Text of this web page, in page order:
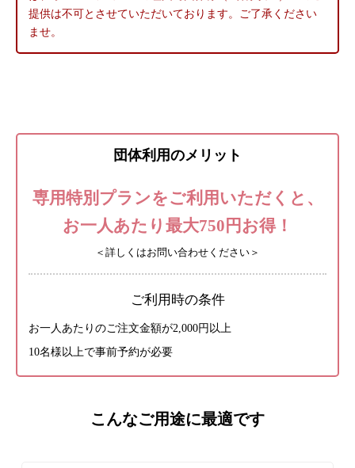
提供は不可とさせていただいております。ご了承ください
ませ。
団体利用のメリット
専用特別プランをご利用いただくと、
お一人あたり最大750円お得！
＜詳しくはお問い合わせください＞
ご利用時の条件
お一人あたりのご注文金額が2,000円以上
10名様以上で事前予約が必要
こんなご用途に最適です